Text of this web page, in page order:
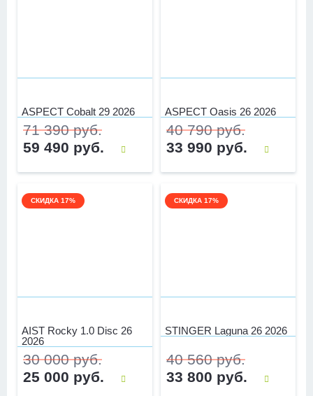
ASPECT Cobalt 29 2026
71 390 руб.
59 490 руб.
ASPECT Oasis 26 2026
40 790 руб.
33 990 руб.
СКИДКА 17%
AIST Rocky 1.0 Disc 26
2026
30 000 руб.
25 000 руб.
СКИДКА 17%
STINGER Laguna 26 2026
40 560 руб.
33 800 руб.